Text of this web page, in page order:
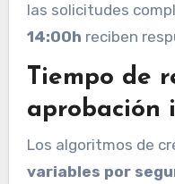
las solicitudes
14:00h reciben
Tiempo de
aprobación
Los algoritmos de
variables por